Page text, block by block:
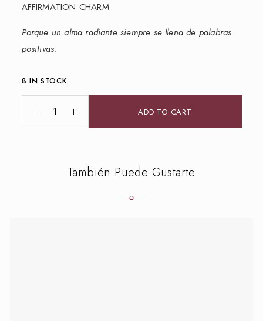
AFFIRMATION CHARM
Porque un alma radiante siempre se llena de palabras
positivas.
8 IN STOCK
ADD TO CART
También Puede Gustarte